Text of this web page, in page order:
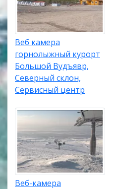
Веб камера
горнолыжный курорт
Большой Вудъявр,
Северный склон,
Сервисный центр
Веб-камера